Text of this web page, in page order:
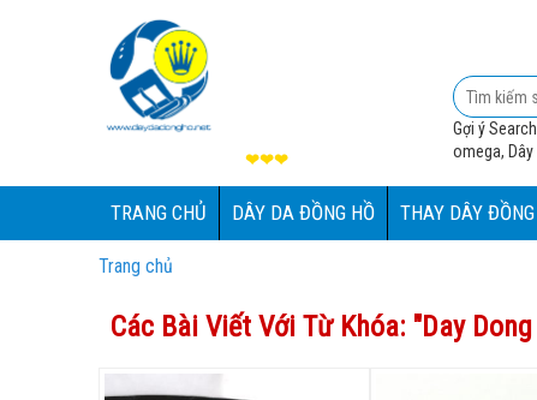
❤❤❤
Gợi ý
omega, Dây
TRANG CHỦ DÂY DA ĐỒNG HỒ THAY DÂY
Trang chủ
Các Bài Viết Với Từ Khóa: "Day